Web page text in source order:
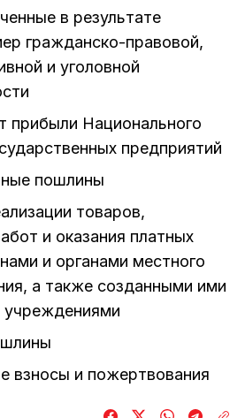
в результате
гражданско-правовой,
и уголовной
прибыли Национального
предприятий
пошлины
товаров,
и оказания платных
и органами местного
а также созданными ими
взносы и пожертвования